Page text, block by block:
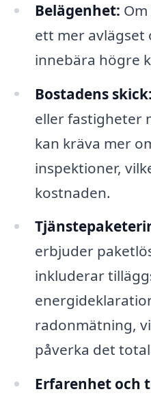
Belägenhet:
ett mer avlägset
innebära högre
Bostadens skick:
eller fastigheter
kan kräva mer
inspektioner,
kostnaden.
erbjuder
inkluderar
radonmätning,
påverka det
Erfarenhet och